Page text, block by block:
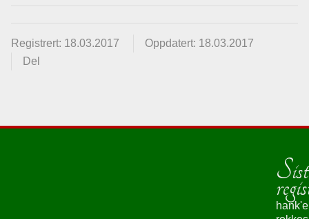
Registrert: 18.03.2017
Oppdatert: 18.03.2017
Del
hank'e